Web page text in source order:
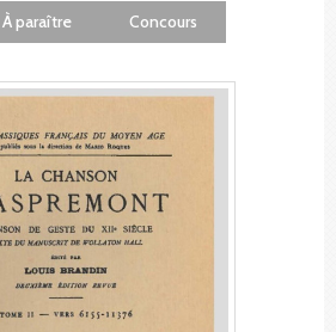
À paraître Concours